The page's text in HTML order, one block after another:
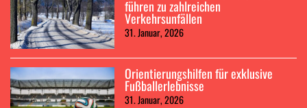
führen zu zahlreichen
Verkehrsunfällen
31. Januar, 2026
Orientierungshilfen für exklusive
Fußballerlebnisse
31. Januar, 2026